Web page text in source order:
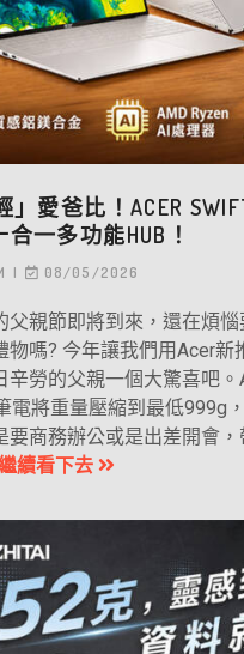
」愛爸比！ACER
一多功能HUB！
08/05/2026
父親節即將到來，還在煩
物嗎? 今年讓我們用Acer新
辛勞的父親一個大驚喜吧。
電將重量壓縮到最低999g
要商務辦公或是出差開會
續看下去